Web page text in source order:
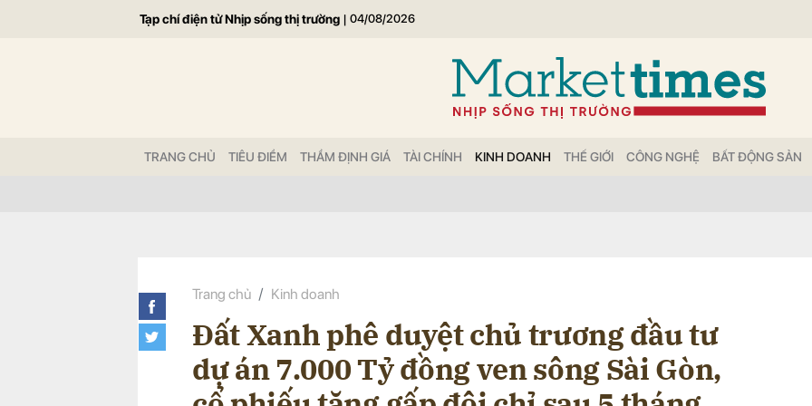
Tạp chí điện tử Nhịp sống thị trường | 04/08/2026
TRANG CHỦ TIÊU ĐIỂM THẨM ĐỊNH GIÁ TÀI CHÍNH KINH DOANH THẾ GIỚI CÔNG NGHỆ BẤT ĐỘNG SẢN
Trang chủ Kinh doanh
Đất Xanh phê duyệt chủ trương đầu tư
dự án 7.000 Tỷ đồng ven sông Sài Gòn,
Gửi bình luận